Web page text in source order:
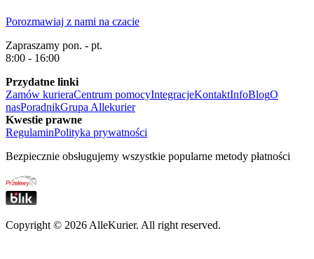
Porozmawiaj z nami na czacie
Zapraszamy pon. - pt.
8:00 - 16:00
Przydatne linki
Zamów kurieraCentrum pomocyIntegracjeKontaktInfoBlogO
nasPoradnikGrupa Allekurier
Kwestie prawne
RegulaminPolityka prywatności
Bezpiecznie obsługujemy wszystkie popularne metody płatności
Copyright © 2026 AlleKurier. All right reserved.